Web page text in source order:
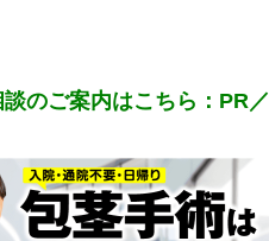
談のご案内はこちら：PR／